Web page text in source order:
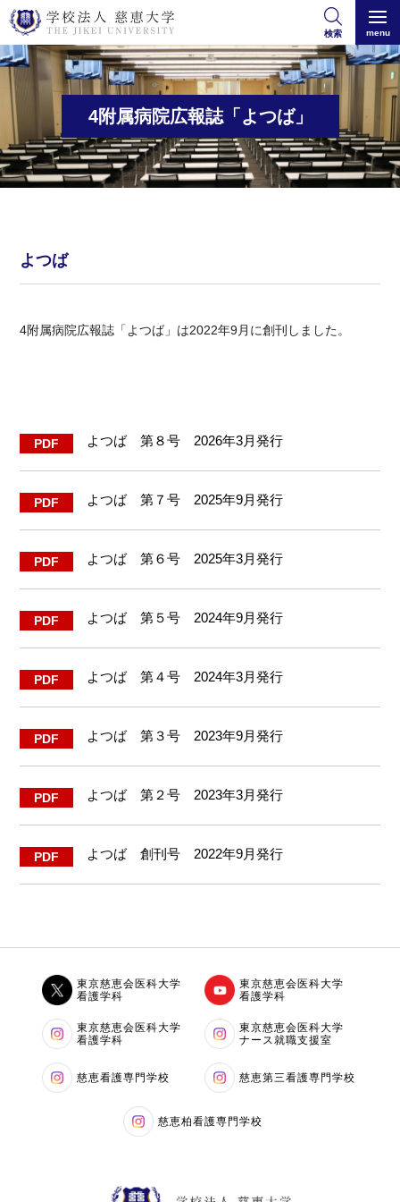
検索 menu
4附属病院広報誌「よつば」
よつば
4附属病院広報誌「よつば」は2022年9月に創刊しました。
よつば 第８号 2026年3月発行
よつば 第７号 2025年9月発行
よつば 第６号 2025年3月発行
よつば 第５号 2024年9月発行
よつば 第４号 2024年3月発行
よつば 第３号 2023年9月発行
よつば 第２号 2023年3月発行
よつば 創刊号 2022年9月発行
東京慈恵会医科大学
看護学科
東京慈恵会医科大学
看護学科
東京慈恵会医科大学
看護学科
東京慈恵会医科大学
ナース就職支援室
慈恵看護専門学校 慈恵第三看護専門学校
慈恵柏看護専門学校